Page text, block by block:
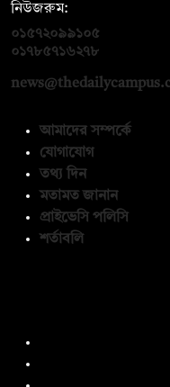
নিউজরুম:
০১৫৭২০৯৯১০৫
০১৭৮৫৭১৬২৭৮
আমাদের সম্পর্কে
যোগাযোগ
তথ্য দিন
মতামত জানান
প্রাইভেসি পলিসি
শর্তাবলি